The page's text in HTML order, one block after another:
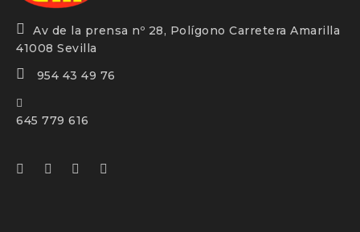
Av de la prensa nº 28, Polígono Carretera Amarilla
41008 Sevilla
954 43 49 76
645 779 616